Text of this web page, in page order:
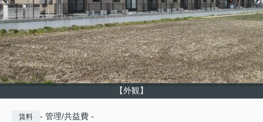
【外観】
賃料 - 管理/共益費 -